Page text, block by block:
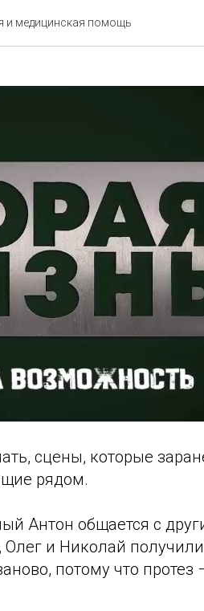
и медицинская помощь
сцены, которые
рядом.
Антон общается с
и Николай
потому что протез